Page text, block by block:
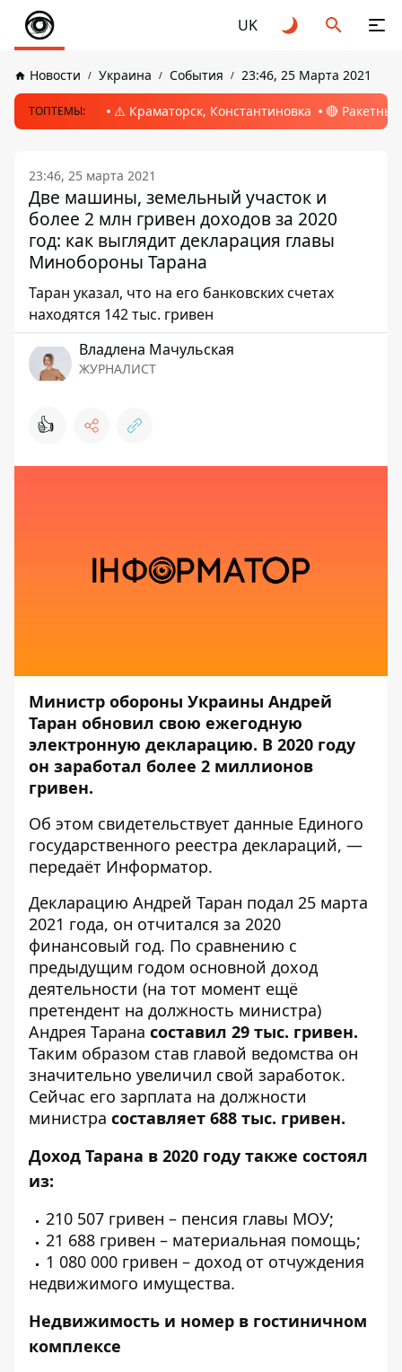
UK
Новости Украина События 23:46, 25 Марта 2021
ТОПТЕМЫ: ⚠️ Краматорск, Константиновка 🔴
23:46, 25 марта 2021
Две машины, земельный участок и
более 2 млн гривен доходов за 2020
год: как выглядит декларация главы
Минобороны Тарана
Таран указал, что на его банковских счетах
находятся 142 тыс. гривен
Владлена Мачульская
ЖУРНАЛИСТ
👍
Министр обороны Украины Андрей
Таран обновил свою ежегодную
электронную декларацию. В 2020 году
он заработал более 2 миллионов
гривен.
Об этом свидетельствует данные Единого
государственного реестра деклараций, —
передаёт Информатор.
Декларацию Андрей Таран подал 25 марта
2021 года, он отчитался за 2020
финансовый год. По сравнению с
предыдущим годом основной доход
деятельности (на тот момент ещё
претендент на должность министра)
Андрея Тарана составил 29 тыс. гривен.
Таким образом став главой ведомства он
значительно увеличил свой заработок.
Сейчас его зарплата на должности
министра составляет 688 тыс. гривен.
Доход Тарана в 2020 году также состоял
из:
210 507 гривен – пенсия главы МОУ;
21 688 гривен – материальная помощь;
1 080 000 гривен – доход от отчуждения
недвижимого имущества.
Недвижимость и номер в гостиничном
комплексе